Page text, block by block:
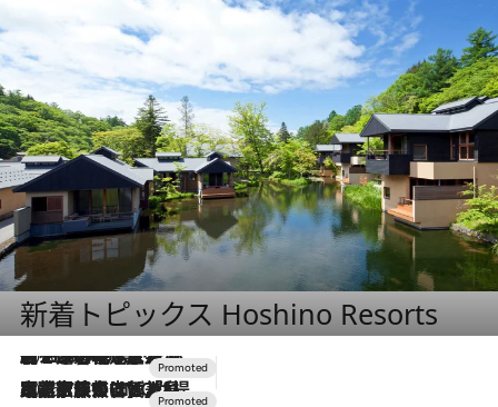
新着トピックス Hoshino Resorts
2026.8.7
【トンボの足水浴】ヒノキの香りに包まれて涼感マックス！約13℃の湧水かけ流しを避暑地「星野温泉 トンボの湯」で体験
2026.7.31
【ホテル帰省】という選択肢をOMOが提案。家族とほどよい距離を保つには「昼は実家、夜は気兼ねなくホテルで！」